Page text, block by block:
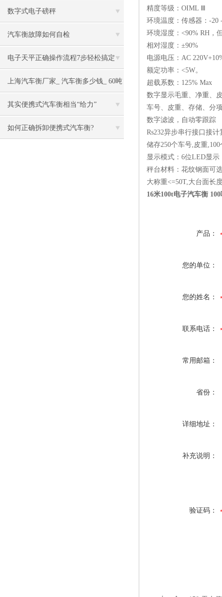
数字式电子磅秤
汽车衡故障如何自检
电子天平正确操作流程7步轻松搞定
上海汽车衡厂家_ 汽车衡多少钱_ 60吨
电子汽车衡
其实便携式汽车衡相当“给力”
如何正确拆卸便携式汽车衡?
精度等级：OIML Ⅲ
环境温度：传感器：-20
环境湿度：<90% RH，
相对湿度：±90%
电源电压：AC
额定功率：<5W。
超载系数：125% Max
数字显示毛重、净重、
车号、皮重、存储、分
数字滤波，自动零跟踪
Rs232异步串行接口接计
储存250个车号,皮重
显示模式：6位LED显示
秤台材料：花纹钢面可
大称重<=50T,大台面长
16米100t电子汽车衡
产品：
您的单位：
您的姓名：
联系电话：
常用邮箱：
省份：
详细地址：
补充说明：
验证码：